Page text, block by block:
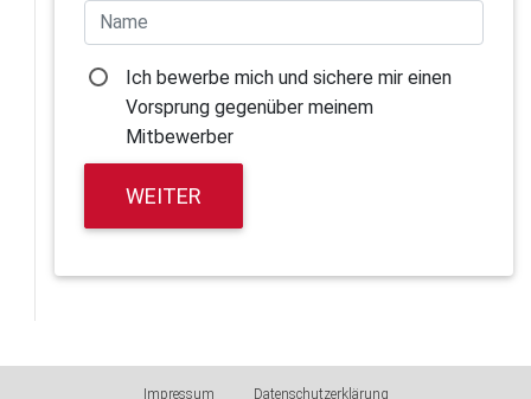
Ich bewerbe mich und sichere mir einen
Vorsprung gegenüber meinem
Mitbewerber
WEITER
Impressum Datenschutzerklärung